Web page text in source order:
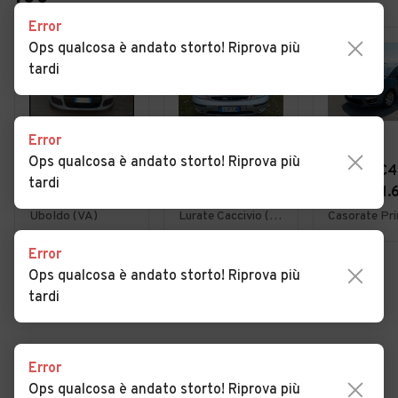
€ 4.950
Fiat Panda 1.2
EasyPower
Lounge
Uboldo (VA)
Ford Focus 1.6i
Ambiente
Lurate Caccivio (CO)
Citroen C4
Picasso
7posti
VEDI TUTTE
Cerca altri risultati
Error
Ops qualcosa è andato storto! Riprova più
tardi
Error
Ops qualcosa è andato storto! Riprova più
tardi
Error
Ops qualcosa è andato storto! Riprova più
tardi
Error
Ops qualcosa è andato storto! Riprova più